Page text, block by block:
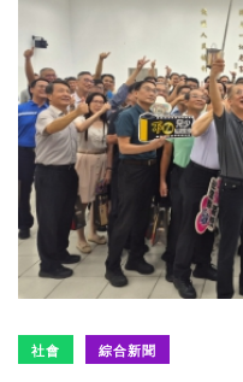
社會 綜合新聞